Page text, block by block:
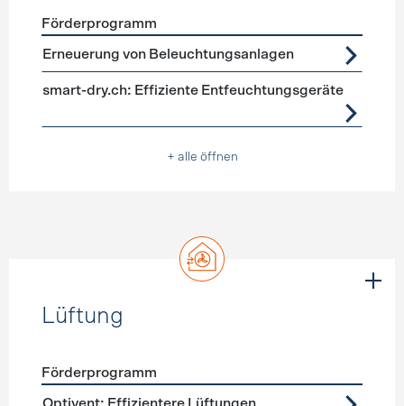
Förderprogramme Geräte, Beleuchtung
Förderprogramm
Erneuerung von Beleuchtungsanlagen
smart-dry.ch: Effiziente Entfeuchtungsgeräte
+ alle öffnen
Lüftung
Förderprogramme Lüftung
Förderprogramm